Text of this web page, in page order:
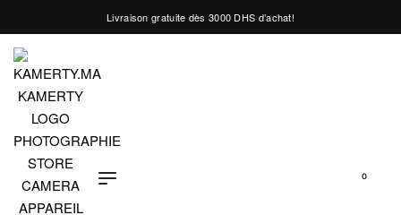
Livraison gratuite dès 3000 DHS d’achat!
0